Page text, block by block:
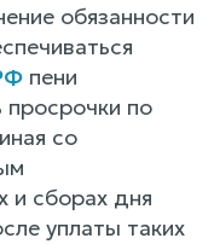
обязанности
пени
по
со
и сборах дня
уплаты таких